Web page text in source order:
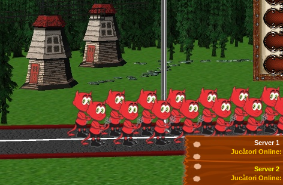
Server 1
Jucători Online:
Server 2
Jucători Online: